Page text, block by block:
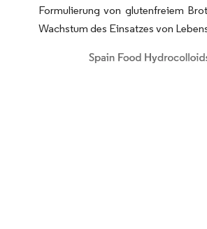
Formulierung von glutenfreiem
Wachstum des Einsatzes von